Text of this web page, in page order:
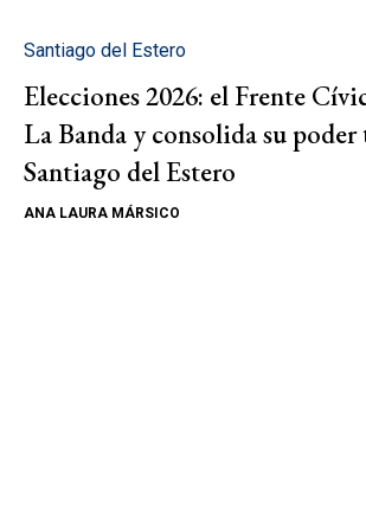
Santiago del Estero
Elecciones 2026: el Frente
La Banda y consolida su
Santiago del Estero
ANA LAURA MÁRSICO